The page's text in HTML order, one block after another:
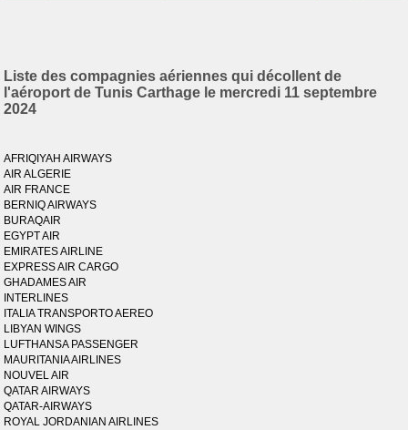
Liste des compagnies aériennes qui décollent de
l'aéroport de Tunis Carthage le mercredi 11 septembre
2024
AFRIQIYAH AIRWAYS
AIR ALGERIE
AIR FRANCE
BERNIQ AIRWAYS
BURAQAIR
EGYPT AIR
EMIRATES AIRLINE
EXPRESS AIR CARGO
GHADAMES AIR
INTERLINES
ITALIA TRANSPORTO AEREO
LIBYAN WINGS
LUFTHANSA PASSENGER
MAURITANIA AIRLINES
NOUVEL AIR
QATAR AIRWAYS
QATAR-AIRWAYS
ROYAL JORDANIAN AIRLINES